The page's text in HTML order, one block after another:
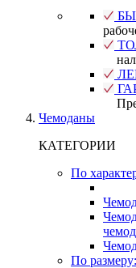
Чемоданы
КАТЕГОРИИ
По
По размеру: